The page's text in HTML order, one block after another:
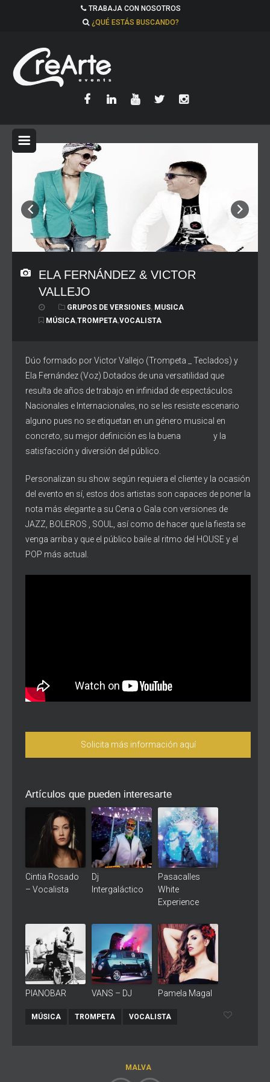
TRABAJA CON NOSOTROS
¿QUÉ ESTÁS BUSCANDO?
ELA FERNÁNDEZ & VICTOR
VALLEJO
GRUPOS DE VERSIONES, MUSICA
MÚSICA,TROMPETA,VOCALISTA
Dúo formado por Victor Vallejo (Trompeta _ Teclados) y
Ela Fernández (Voz) Dotados de una versatilidad que
resulta de años de trabajo en infinidad de espectáculos
Nacionales e Internacionales, no se les resiste escenario
alguno pues no se etiquetan en un género musical en
concreto, su mejor definición es la buena
y la
satisfacción y diversión del público.
Personalizan su show según requiera el cliente y la ocasión
del evento en sí, estos dos artistas son capaces de poner la
nota más elegante a su Cena o Gala con versiones de
JAZZ, BOLEROS , SOUL, así como de hacer que la fiesta se
venga arriba y que el público baile al ritmo del HOUSE y el
POP más actual.
Solicita más información aquí
Artículos que pueden interesarte
Cintia Rosado
– Vocalista
Dj
Intergaláctico
Pasacalles
White
Experience
PIANOBAR VANS – DJ Pamela Magal
MÚSICA TROMPETA VOCALISTA
MALVA